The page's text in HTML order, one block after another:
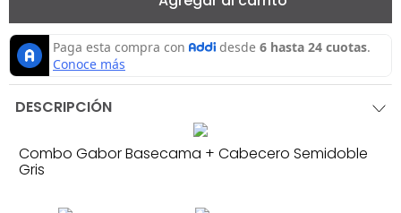
DESCRIPCIÓN
Combo Gabor Basecama + Cabecero Semidoble
Gris